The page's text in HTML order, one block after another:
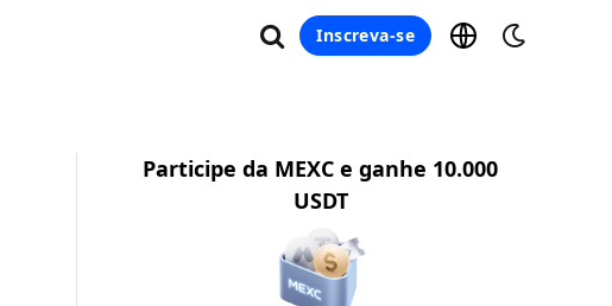
Inscreva-se
Participe da MEXC e ganhe 10.000
USDT